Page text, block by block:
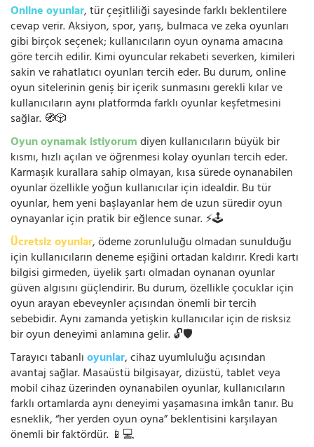
Online oyunlar, tür çeşitliliği sayesinde farklı beklentilere
cevap verir. Aksiyon, spor, yarış, bulmaca ve zeka oyunları
gibi birçok seçenek; kullanıcıların oyun oynama amacına
göre tercih edilir. Kimi oyuncular rekabeti severken, kimileri
sakin ve rahatlatıcı oyunları tercih eder. Bu durum, online
oyun sitelerinin geniş bir içerik sunmasını gerekli kılar ve
kullanıcıların aynı platformda farklı oyunlar keşfetmesini
sağlar. 🧭🎲
Oyun oynamak istiyorumdiyen kullanıcıların büyük bir
kısmı, hızlı açılan ve öğrenmesi kolay oyunları tercih eder.
Karmaşık kurallara sahip olmayan, kısa sürede oynanabilen
oyunlar özellikle yoğun kullanıcılar için idealdir. Bu tür
oyunlar, hem yeni başlayanlar hem de uzun süredir oyun
oynayanlar için pratik bir eğlence sunar. ⚡🕹️
Ücretsiz oyunlar, ödeme zorunluluğu olmadan sunulduğu
için kullanıcıların deneme eşiğini ortadan kaldırır. Kredi kartı
bilgisi girmeden, üyelik şartı olmadan oynanan oyunlar
güven algısını güçlendirir. Bu durum, özellikle çocuklar için
oyun arayan ebeveynler açısından önemli bir tercih
sebebidir. Aynı zamanda yetişkin kullanıcılar için de risksiz
bir oyun deneyimi anlamına gelir. 🔓🛡️
Tarayıcı tabanlıoyunlar, cihaz uyumluluğu açısından
avantaj sağlar. Masaüstü bilgisayar, dizüstü, tablet veya
mobil cihaz üzerinden oynanabilen oyunlar, kullanıcıların
farklı ortamlarda aynı deneyimi yaşamasına imkân tanır. Bu
esneklik, “her yerden oyun oyna” beklentisini karşılayan
önemli bir faktördür. 📱💻